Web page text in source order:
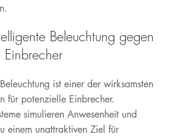
Beleuchtung gegen
Einbrecher
ist einer der wirksamsten
für potenzielle Einbrecher.
simulieren Anwesenheit und
einem unattraktiven Ziel für